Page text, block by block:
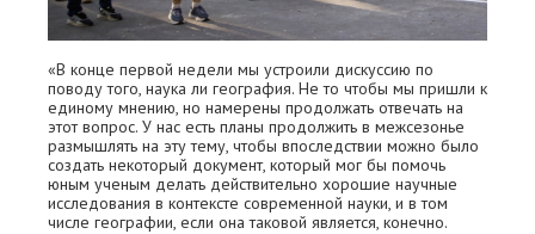
«В конце первой недели мы устроили дискуссию по
поводу того, наука ли география. Не то чтобы мы пришли к
единому мнению, но намерены продолжать отвечать на
этот вопрос. У нас есть планы продолжить в межсезонье
размышлять на эту тему, чтобы впоследствии можно было
создать некоторый документ, который мог бы помочь
юным ученым делать действительно хорошие научные
исследования в контексте современной науки, и в том
числе географии, если она таковой является, конечно.